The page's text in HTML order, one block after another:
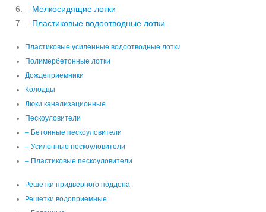
– Мелкосидящие лотки
– Пластиковые водоотводные лотки
Пластиковые усиленные водоотводные лотки
Полимербетонные лотки
Дождеприемники
Колодцы
Люки канализационные
Пескоуловители
– Бетонные пескоуловители
– Усиленные пескоуловители
– Пластиковые пескоуловители
Решетки придверного поддона
Решетки водоприемные